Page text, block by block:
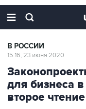
В РОССИИ
15:16, 23 июня 2020
для бизнеса
второе чтение